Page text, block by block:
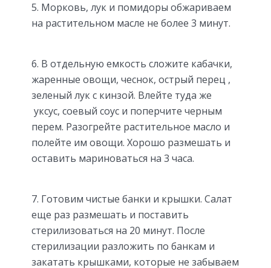
5. Морковь, лук и помидоры обжариваем
на растительном масле не более 3 минут.
6. В отдельную емкость сложите кабачки,
жаренные овощи, чеснок, острый перец ,
зеленый лук с кинзой. Влейте туда же
уксус, соевый соус и поперчите черным
перем. Разогрейте растительное масло и
полейте им овощи. Хорошо размешать и
оставить мариноваться на 3 часа.
7. Готовим чистые банки и крышки. Салат
еще раз размешать и поставить
стерилизоваться на 20 минут. После
стерилизации разложить по банкам и
закатать крышками, которые не забываем